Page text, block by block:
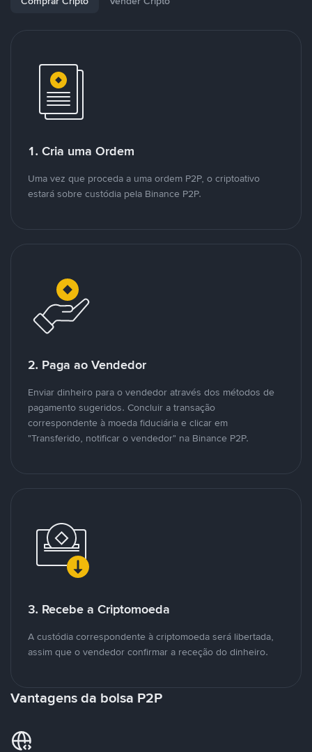
1. Cria uma Ordem
Uma vez que proceda a uma ordem P2P, o criptoativo
estará sobre custódia pela Binance P2P.
2. Paga ao Vendedor
Enviar dinheiro para o vendedor através dos métodos de
pagamento sugeridos. Concluir a transação
correspondente à moeda fiduciária e clicar em
"Transferido, notificar o vendedor" na Binance P2P.
3. Recebe a Criptomoeda
A custódia correspondente à criptomoeda será libertada,
assim que o vendedor confirmar a receção do dinheiro.
Vantagens da bolsa P2P